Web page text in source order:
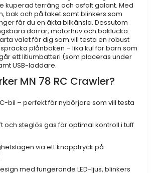
kuperad terräng och asfalt galant. Med
bak och på taket samt blinkers som
får du en äkta bilkänsla. Dessutom
dörrar, motorhuv och baklucka.
valet för dig som vill testa en robust
plånboken – lika kul för barn som
ett litiumbatteri (som placeras under
USB-laddare.
MN 78 RC Crawler?
bil – perfekt för nybörjare som vill testa
och steglös gas för optimal kontroll i tuff
via ett knapptryck på
med fungerande LED-ljus, blinkers